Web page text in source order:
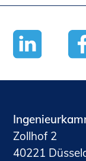
Zollhof 2
40221